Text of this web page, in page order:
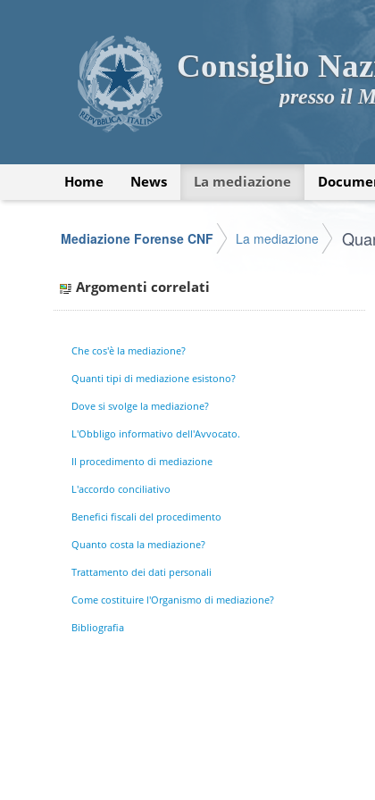
Consiglio
presso il
Home News La mediazione
Mediazione Forense CNF La mediazione
Argomenti correlati
Che cos'è la mediazione?
Quanti tipi di mediazione esistono?
Dove si svolge la mediazione?
L'Obbligo informativo dell'Avvocato.
Il procedimento di mediazione
L'accordo conciliativo
Benefici fiscali del procedimento
Quanto costa la mediazione?
Trattamento dei dati personali
Come costituire l'Organismo di mediazione?
Bibliografia